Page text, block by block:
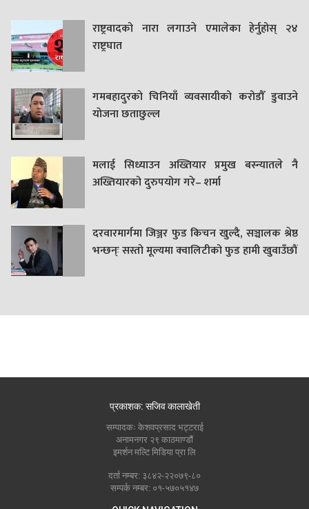
राष्ट्रवादको नारा लगाउने एमालेका हेर्नुहोस् २४
राष्ट्रघात
गमबहादुरकाे चिनियाँ व्यवसायीको करोडौँ डुवाउने
याेजना छताछुल्ल
मलाई सिध्याउन अख्तियार प्रमुख बस्न्यातले नै
अख्तियारको दुरुपयोग गरे– शर्मा
दरवारमार्गमा जिञ्जर फुड किचन खुल्दै, सञ्चालक श्रेष्ठ
भन्छन्ः सस्तो मूल्यमा क्वालिटीको फुड हामी खुवाउँछौं
प्रकाशक: सजिव कालाखेती
सम्पादकः केशवप्रसाद भट्टराई
अनामनगर २९ काठमाण्डौं
इमर्शन मल्टि मिडिया प्रा लि
दर्ता नम्बर: ३८४२-२२०७९-८०
सम्पर्क नम्बर: ०१-५७०५१४७